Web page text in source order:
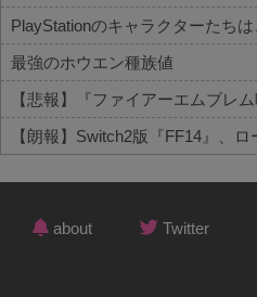
最強のホウエン種族値
Powered by livedoor 相互RSS
about Twitter